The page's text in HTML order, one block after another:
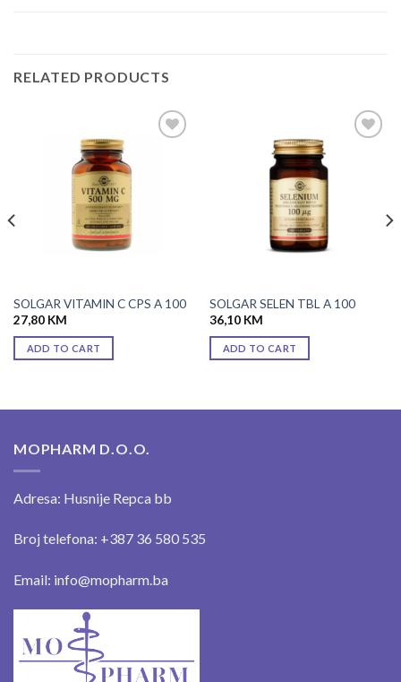
RELATED PRODUCTS
SOLGAR VITAMIN C CPS A 100
27,80 KM
ADD TO CART
SOLGAR SELEN TBL A 100
36,10 KM
ADD TO CART
MOPHARM D.O.O.
Adresa: Husnije Repca bb
Broj telefona: +387 36 580 535
Email: info@mopharm.ba